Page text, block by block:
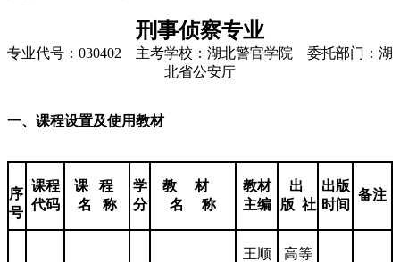
刑事侦察专业
专业代号：030402 主考学校：湖北警官学院 委托部门：湖
北省公安厅
一、课程设置及使用教材
序
号
课程
代码
课 程
名 称
学
分
教 材
名 称
教材
主编
出
版 社
出版
时间
备注
王顺
高等